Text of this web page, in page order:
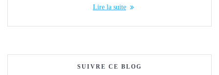
Lire la suite
SUIVRE CE BLOG